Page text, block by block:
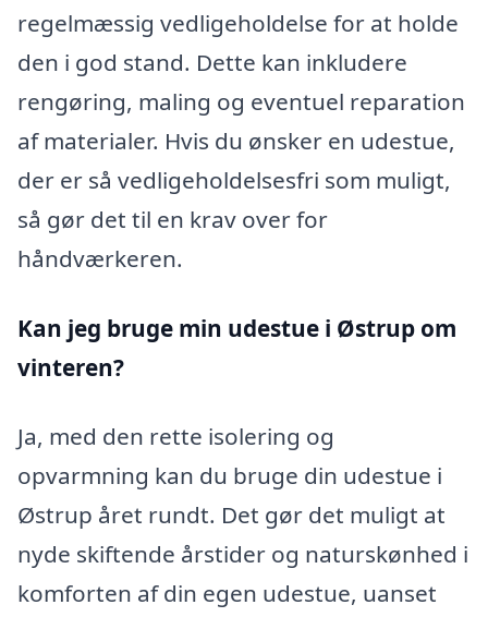
regelmæssig vedligeholdelse for at holde
den i god stand. Dette kan inkludere
rengøring, maling og eventuel reparation
af materialer. Hvis du ønsker en udestue,
der er så vedligeholdelsesfri som muligt,
så gør det til en krav over for
håndværkeren.
Kan jeg bruge min udestue i Østrup om
vinteren?
Ja, med den rette isolering og
opvarmning kan du bruge din udestue i
Østrup året rundt. Det gør det muligt at
nyde skiftende årstider og naturskønhed i
komforten af din egen udestue, uanset